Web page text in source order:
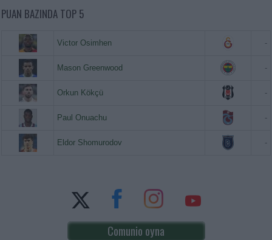
PUAN BAZINDA TOP 5
Victor Osimhen -
Mason Greenwood -
Orkun Kökçü -
Paul Onuachu -
Eldor Shomurodov -
Comunio oyna